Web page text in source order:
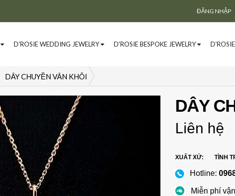
ĐĂNG NHẬP
D'ROSIE WEDDING JEWELRY D'ROSIE BESPOKE JEWELRY
DÂY CHUYỀN VÂN KHÔI
DÂY
Liên hệ
XUẤT XỨ: TÌNH
Hotline:
Miễn phí